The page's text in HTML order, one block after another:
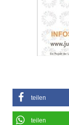
teilen
teilen